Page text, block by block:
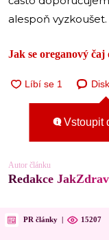
alespoň vyzkoušet.
Jak se oreganový čaj
Vstoupit
Autor článku
Redakce
PR články 15207